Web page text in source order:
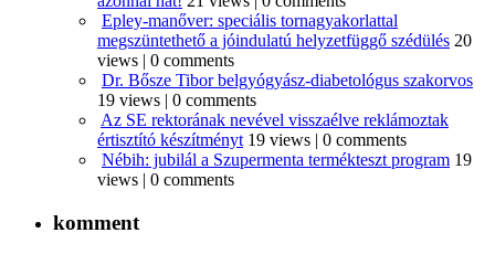
Epley-manőver: speciális tornagyakorlattal
megszüntethető a jóindulatú helyzetfüggő szédülés 20
views | 0 comments
Dr. Bősze Tibor belgyógyász-diabetológus szakorvos
19 views | 0 comments
Az SE rektorának nevével visszaélve reklámoztak
értisztító készítményt 19 views | 0 comments
Nébih: jubilál a Szupermenta termékteszt program 19
views | 0 comments
komment